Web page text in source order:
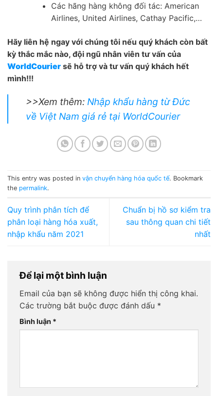
Các hãng hàng không đối tác: American
Airlines, United Airlines, Cathay Pacific,…
Hãy liên hệ ngay với chúng tôi nếu quý khách còn bất
kỳ thắc mắc nào, đội ngũ nhân viên tư vấn của
WorldCourier sẽ hỗ trợ và tư vấn quý khách hết
mình!!!
>>Xem thêm: Nhập khẩu hàng từ Đức
về Việt Nam giá rẻ tại WorldCourier
This entry was posted in vận chuyển hàng hóa quốc tế. Bookmark
the permalink.
Quy trình phân tích để
phân loại hàng hóa xuất,
nhập khẩu năm 2021
Chuẩn bị hồ sơ kiểm tra
sau thông quan chi tiết
nhất
Để lại một bình luận
Email của bạn sẽ không được hiển thị công khai.
Các trường bắt buộc được đánh dấu *
Bình luận *